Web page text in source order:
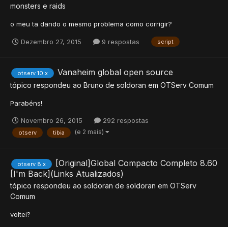
monsters e raids
o meu ta dando o mesmo problema como corrigir?
Dezembro 27, 2015 9 respostas script
otserv 10.x Vanaheim global open source
tópico respondeu ao Bruno de soldoran em OTServ Comum
Parabéns!
Novembro 26, 2015 292 respostas
otserv tibia (e 2 mais)
otserv 8.x
[Original]Global Compacto Completo 8.60
[I'm Back](Links Atualizados)
tópico respondeu ao soldoran de soldoran em OTServ
Comum
voltei?